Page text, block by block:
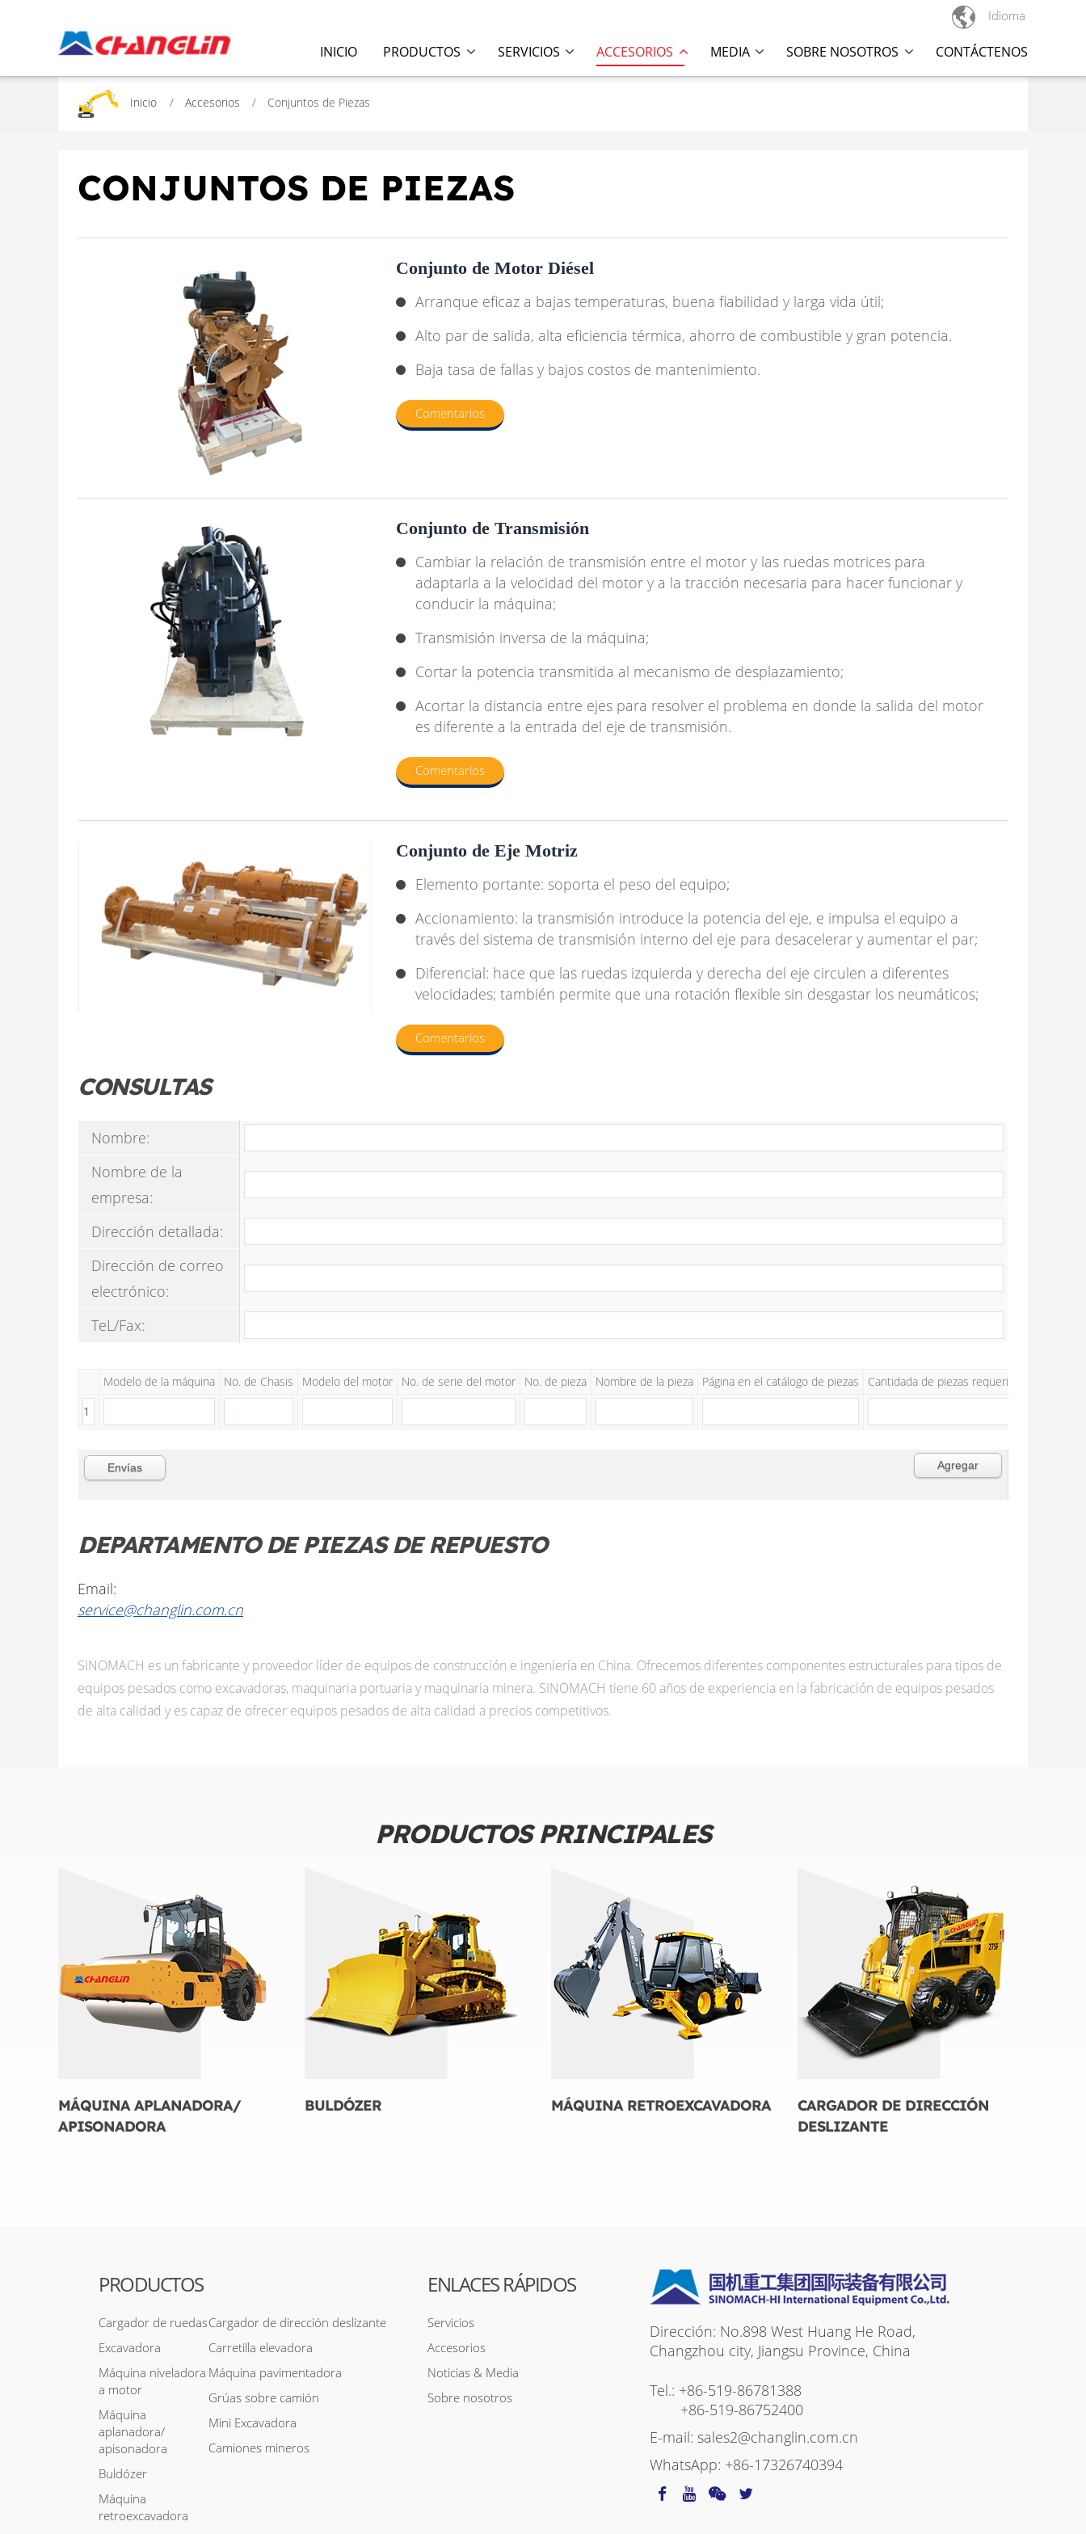
 Idioma
INICIO PRODUCTOS SERVICIOS ACCESORIOS MEDIA SOBRE NOSOTROS CONTÁCTENOS
Inicio Accesorios Conjuntos de Piezas
CONJUNTOS DE PIEZAS
Conjunto de Motor Diésel
Arranque eficaz a bajas temperaturas, buena fiabilidad y larga vida útil;
Alto par de salida, alta eficiencia térmica, ahorro de combustible y gran potencia.
Baja tasa de fallas y bajos costos de mantenimiento.
Comentarios
Conjunto de Transmisión
Cambiar la relación de transmisión entre el motor y las ruedas motrices para
adaptarla a la velocidad del motor y a la tracción necesaria para hacer funcionar y
conducir la máquina;
Transmisión inversa de la máquina;
Cortar la potencia transmitida al mecanismo de desplazamiento;
Acortar la distancia entre ejes para resolver el problema en donde la salida del motor
es diferente a la entrada del eje de transmisión.
Comentarios
Conjunto de Eje Motriz
Elemento portante: soporta el peso del equipo;
Accionamiento: la transmisión introduce la potencia del eje, e impulsa el equipo a
través del sistema de transmisión interno del eje para desacelerar y aumentar el par;
Diferencial: hace que las ruedas izquierda y derecha del eje circulen a diferentes
velocidades; también permite que una rotación flexible sin desgastar los neumáticos;
Comentarios
CONSULTAS
Nombre:
Nombre de la
empresa:
Dirección detallada:
Dirección de correo
electrónico:
TeL/Fax:
Modelo de la máquina No. de Chasis Modelo del motor No. de serie del motor No. de pieza Nombre de la pieza Página en el catálogo de piezas Cantidada de piezas requeridas
DEPARTAMENTO DE PIEZAS DE REPUESTO
Email:
service@changlin.com.cn
SINOMACH es un fabricante y proveedor líder de equipos de construcción e ingeniería en China. Ofrecemos diferentes componentes estructurales para tipos de
equipos pesados como excavadoras, maquinaria portuaria y maquinaria minera. SINOMACH tiene 60 años de experiencia en la fabricación de equipos pesados
de alta calidad y es capaz de ofrecer equipos pesados de alta calidad a precios competitivos.
PRODUCTOS PRINCIPALES
MÁQUINA APLANADORA/
APISONADORA
BULDÓZER MÁQUINA RETROEXCAVADORA
CARGADOR DE DIRECCIÓN
DESLIZANTE
Dirección: No.898 West Huang He Road,
Changzhou city, Jiangsu Province, China
Tel.: +86-519-86781388
+86-519-86752400
E-mail: sales2@changlin.com.cn
WhatsApp: +86-17326740394

PRODUCTOS
Cargador de ruedas
Excavadora
Máquina niveladora
a motor
Máquina
aplanadora/
apisonadora
Buldózer
Máquina
retroexcavadora
Cargador de dirección deslizante
Carretilla elevadora
Máquina pavimentadora
Grúas sobre camión
Mini Excavadora
Camiones mineros
ENLACES RÁPIDOS
Servicios
Accesorios
Noticias & Media
Sobre nosotros